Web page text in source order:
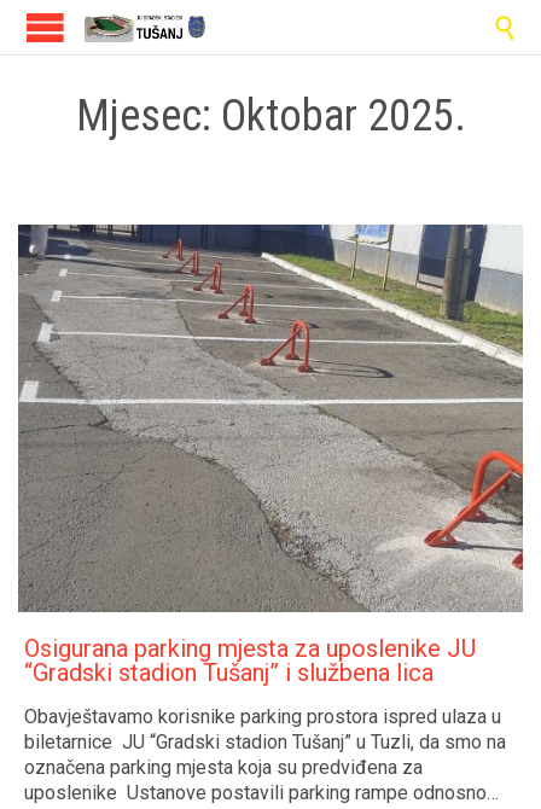

Mjesec: Oktobar 2025.
Osigurana parking mjesta za uposlenike JU
“Gradski stadion Tušanj” i službena lica
Obavještavamo korisnike parking prostora ispred ulaza u
biletarnice JU “Gradski stadion Tušanj” u Tuzli, da smo na
označena parking mjesta koja su predviđena za
uposlenike Ustanove postavili parking rampe odnosno…